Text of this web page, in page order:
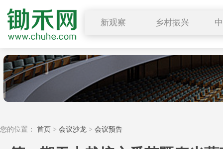
新观察
行业要闻
深度解读
小禾观点
乡村振兴
您的位置： 首页 > 会议沙龙 > 会议预告